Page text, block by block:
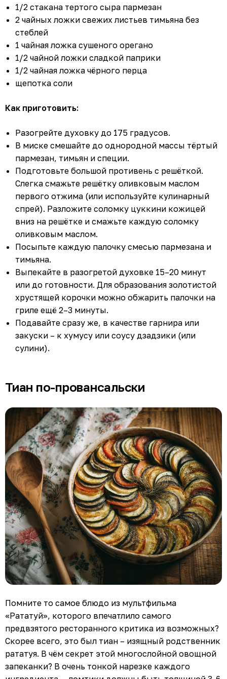
1/2 стакана тертого сыра пармезан
2 чайных ложки свежих листьев тимьяна без
стеблей
1 чайная ложка сушеного орегано
1/2 чайной ложки сладкой паприки
1/2 чайная ложка чёрного перца
щепотка соли
Как приготовить:
Разогрейте духовку до 175 градусов.
В миске смешайте до однородной массы тёртый
пармезан, тимьян и специи.
Подготовьте большой противень с решёткой.
Слегка смажьте решётку оливковым маслом
первого отжима (или используйте кулинарный
спрей). Разложите соломку цуккини кожицей
вниз на решётке и смажьте каждую соломку
оливковым маслом.
Посыпьте каждую палочку смесью пармезана и
тимьяна.
Выпекайте в разогретой духовке 15–20 минут
или до готовности. Для образования золотистой
хрустящей корочки можно обжарить палочки на
гриле ещё 2–3 минуты.
Подавайте сразу же, в качестве гарнира или
закуски – к хумусу или соусу дзадзики (или
сулини).
Тиан по-провансальски
Помните то самое блюдо из мультфильма
«Рататуй», которого впечатлило самого
предвзятого ресторанного критика из возможных?
Скорее всего, это был тиан – изящный родственник
рататуя. В чём секрет этой многослойной овощной
запеканки? В очень тонкой нарезке каждого